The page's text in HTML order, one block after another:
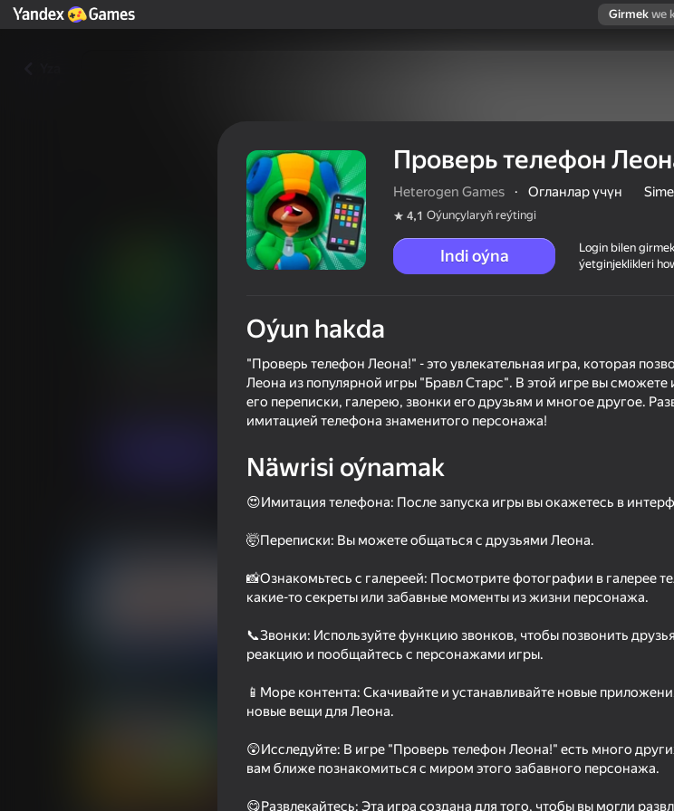
Girmek we
Проверь телефон Леона!
Oýunçylaryň reýtingi 6+
Simeleýatorlar Heterogen Games
42 39
42 48
Проверь телефон
Heterogen Games · Огланлар үчүн
4,1 Oýunçylaryň reýtingi
Indi oýna
Login bilen
ýetginjeklikleri
Oýun hakda
"Проверь телефон Леона!" - это увлекательная игра, которая
Леона из популярной игры "Бравл Старс". В этой игре вы
его переписки, галерею, звонки его друзьям и многое другое.
имитацией телефона знаменитого персонажа!
Näwrisi oýnamak
😍Имитация телефона: После запуска игры вы окажетесь в
🤯Переписки: Вы можете общаться с друзьями Леона.
📸Ознакомьтесь с галереей: Посмотрите фотографии в галерее
какие-то секреты или забавные моменты из жизни персонажа.
📞Звонки: Используйте функцию звонков, чтобы позвонить
реакцию и пообщайтесь с персонажами игры.
📱Море контента: Скачивайте и устанавливайте новые
новые вещи для Леона.
😲Исследуйте: В игре "Проверь телефон Леона!" есть много
вам ближе познакомиться с миром этого забавного персонажа.
😋Развлекайтесь: Эта игра создана для того, чтобы вы могли